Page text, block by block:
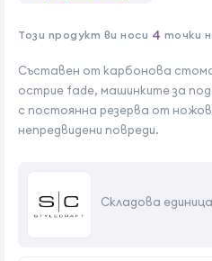
Cъставен от карбонова
острие fade, машинките за
с постоянна резерва от
непредвидени повреди.
Складова
Този продукт ви носи 4 точки